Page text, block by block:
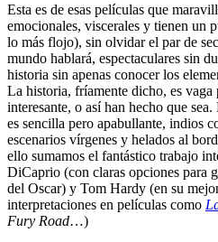
Esta es de esas películas que
emocionales, viscerales y tienen un
lo más flojo), sin olvidar el par de
mundo hablará, espectaculares sin
historia sin apenas conocer los
La historia, fríamente dicho, es
interesante, o así han hecho que
es sencilla pero apabullante, indios
escenarios vírgenes y helados al
ello sumamos el fantástico trabajo
DiCaprio (con claras opciones para
del Oscar) y Tom Hardy (en su
interpretaciones en películas como
Fury Road…)